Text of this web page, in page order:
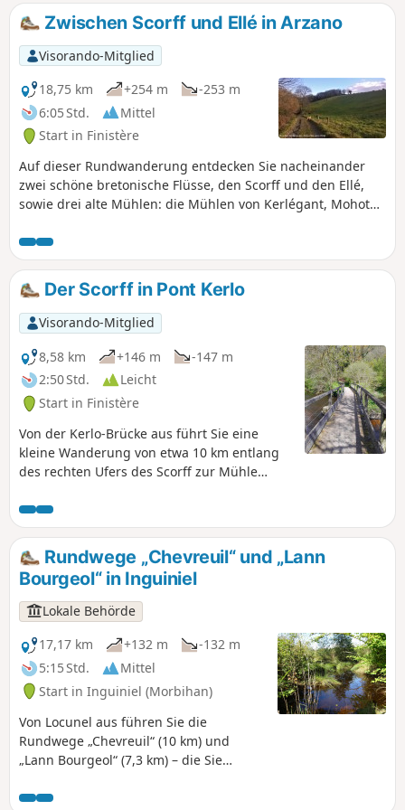
Zwischen Scorff und Ellé in Arzano
Visorando-Mitglied
18,75 km
+254 m
-253 m
6:05 Std.
Mittel
Start in Finistère
Auf dieser Rundwanderung entdecken Sie nacheinander
zwei schöne bretonische Flüsse, den Scorff und den Ellé,
sowie drei alte Mühlen: die Mühlen von Kerlégant, Mohot
Der Scorff in Pont Kerlo
Visorando-Mitglied
8,58 km
+146 m
-147 m
2:50 Std.
Leicht
Start in Finistère
Von der Kerlo-Brücke aus führt Sie eine
kleine Wanderung von etwa 10 km entlang
des rechten Ufers des Scorff zur Mühle
Sie dann auf das Plateau hinaufsteigen,
entdecken Sie die Kapellen Locmaria-Grâce
und Sainte-Anne, die das Tal überragen. Der
Rückweg führt entlang des
gegenüberliegenden Ufers des Scorff.
Rundwege „Chevreuil“ und „Lann
Bourgeol“ in Inguiniel
Lokale Behörde
17,17 km
+132 m
-132 m
5:15 Std.
Mittel
Start in Inguiniel (Morbihan)
Von Locunel aus führen Sie die
Rundwege „Chevreuil“ (10 km) und
„Lann Bourgeol“ (7,3 km) – die Sie
Zug zurücklegen können – entlang von